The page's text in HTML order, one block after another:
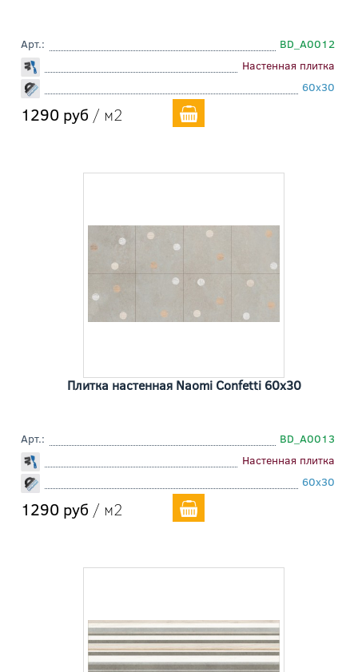
Арт.:
BD_A0012
Настенная плитка
60x30
1290 руб / м2
Плитка настенная Naomi Confetti 60x30
Арт.:
BD_A0013
Настенная плитка
60x30
1290 руб / м2